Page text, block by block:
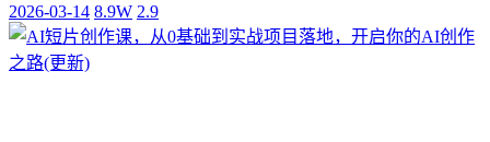
2026-03-14 8.9W 2.9